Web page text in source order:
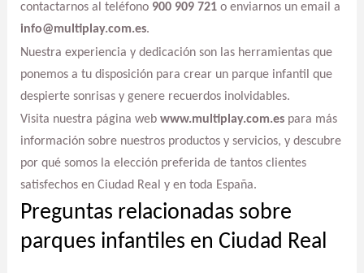
contactarnos al teléfono 900 909 721o enviarnos un email a
info@multiplay.com.es.
Nuestra experiencia y dedicación son las herramientas que
ponemos a tu disposición para crear un parque infantil que
despierte sonrisas y genere recuerdos inolvidables.
Visita nuestra página web www.multiplay.com.espara más
información sobre nuestros productos y servicios, y descubre
por qué somos la elección preferida de tantos clientes
satisfechos en Ciudad Real y en toda España.
Preguntas relacionadas sobre
parques infantiles en Ciudad Real